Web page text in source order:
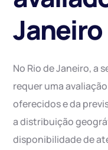
Janeiro
No Rio de Janeiro, a
requer uma
oferecidos e da
a distribuição
disponibilidade de